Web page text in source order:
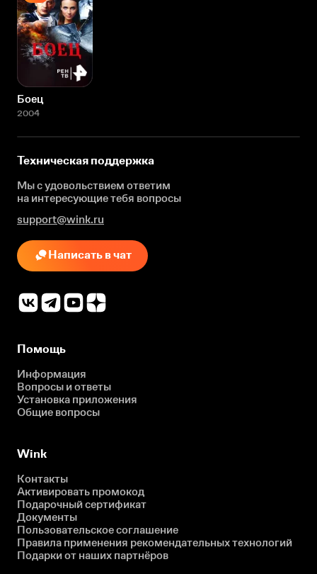
Боец
2004
Техническая поддержка
Мы с удовольствием ответим
на интересующиетебя вопросы
support@wink.ru
Написать в чат
Помощь
Информация
Вопросы и ответы
Установка приложения
Общие вопросы
Wink
Контакты
Активировать промокод
Подарочный сертификат
Документы
Пользовательское соглашение
Правила применения рекомендательных технологий
Подарки от наших партнёров